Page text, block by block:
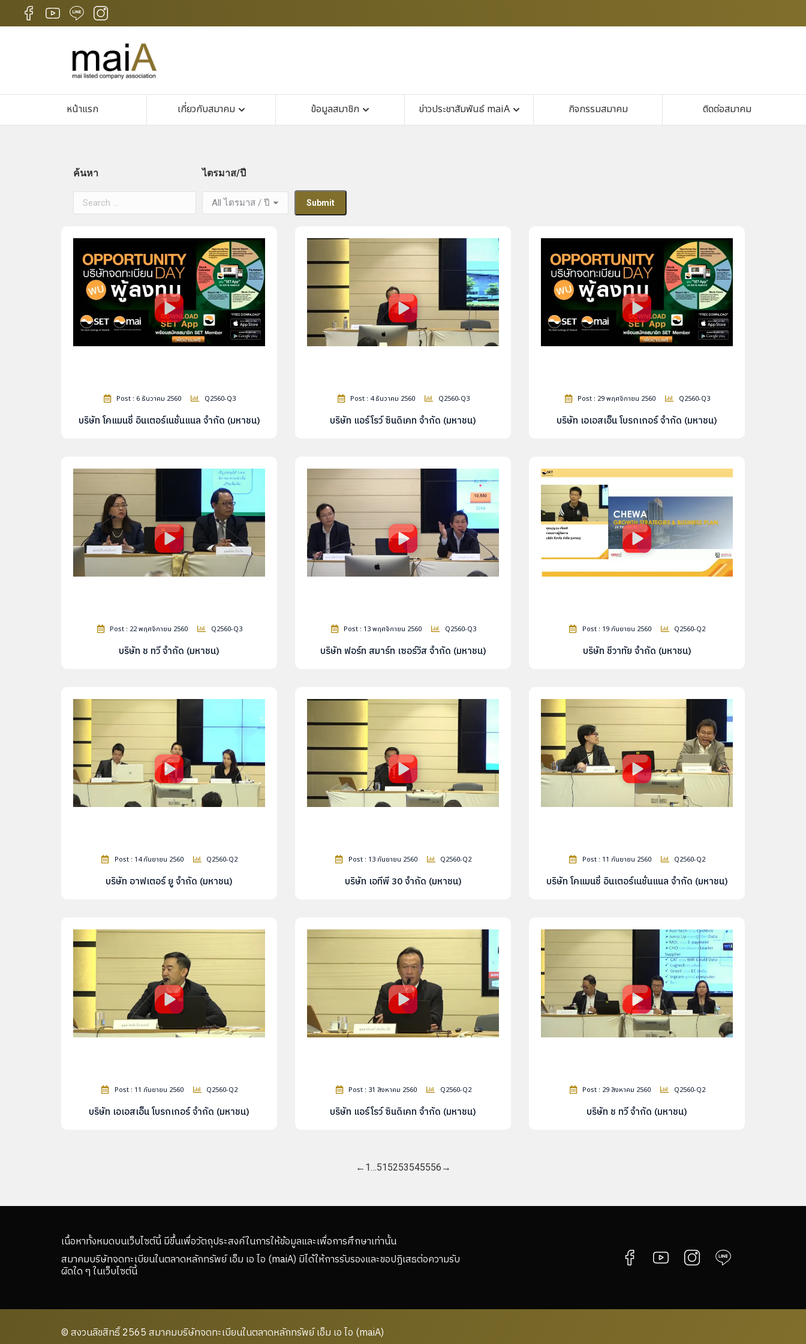
หน้าแรก เกี่ยวกับสมาคม ข้อมูลสมาชิก ข่าวประชาสัมพันธ์ maiA กิจกรรมสมาคม ติดต่อสมาคม
ค้นหา ไตรมาส/ปี
Post : 6 ธันวาคม 2560 Q2560-Q3
บริษัท โคแมนชี่ อินเตอร์เนชั่นแนล จำกัด (มหาชน)
Post : 4 ธันวาคม 2560 Q2560-Q3
บริษัท แอร์โรว์ ซินดิเคท จำกัด (มหาชน)
Post : 29 พฤศจิกายน 2560 Q2560-Q3
บริษัท เอเอสเอ็น โบรกเกอร์ จำกัด (มหาชน)
Post : 22 พฤศจิกายน 2560 Q2560-Q3
บริษัท ช ทวี จำกัด (มหาชน)
Post : 13 พฤศจิกายน 2560 Q2560-Q3
บริษัท ฟอร์ท สมาร์ท เซอร์วิส จำกัด (มหาชน)
Post : 19 กันยายน 2560 Q2560-Q2
บริษัท ชีวาทัย จำกัด (มหาชน)
Post : 14 กันยายน 2560 Q2560-Q2
บริษัท อาฟเตอร์ ยู จำกัด (มหาชน)
Post : 13 กันยายน 2560 Q2560-Q2
บริษัท เอทีพี 30 จำกัด (มหาชน)
Post : 11 กันยายน 2560 Q2560-Q2
บริษัท โคแมนชี่ อินเตอร์เนชั่นแนล จำกัด (มหาชน)
Post : 11 กันยายน 2560 Q2560-Q2
บริษัท เอเอสเอ็น โบรกเกอร์ จำกัด (มหาชน)
Post : 31 สิงหาคม 2560 Q2560-Q2
บริษัท แอร์โรว์ ซินดิเคท จำกัด (มหาชน)
Post : 29 สิงหาคม 2560 Q2560-Q2
บริษัท ช ทวี จำกัด (มหาชน)
← 1…515253545556 →
เนื้อหาทั้งหมดบนเว็บไซต์นี้ มีขึ้นเพื่อวัตถุประสงค์ในการให้ข้อมูลและเพื่อการศึกษาเท่านั้น
สมาคมบริษัทจดทะเบียนในตลาดหลักทรัพย์ เอ็ม เอ ไอ (maiA) มิได้ให้การรับรองและขอปฏิเสธต่อความรับ
ผิดใด ๆ ในเว็บไซต์นี้
© สงวนลิขสิทธิ์ 2565 สมาคมบริษัทจดทะเบียนในตลาดหลักทรัพย์ เอ็ม เอ ไอ (maiA)